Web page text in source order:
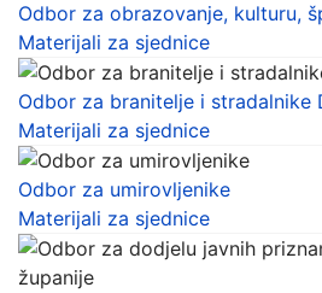
Odbor za obrazovanje, kulturu,
Materijali za sjednice
Odbor za branitelje i stradalnike
Materijali za sjednice
Odbor za umirovljenike
Materijali za sjednice